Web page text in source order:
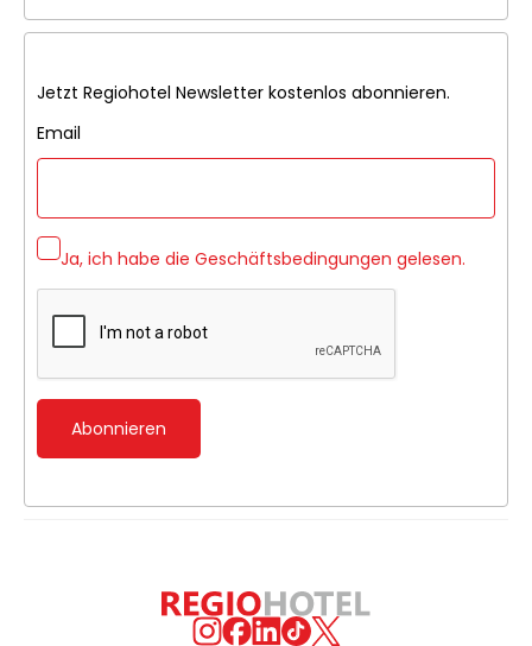
Jetzt Regiohotel Newsletter kostenlos abonnieren.
Email
Ja, ich habe die Geschäftsbedingungen gelesen.
Abonnieren